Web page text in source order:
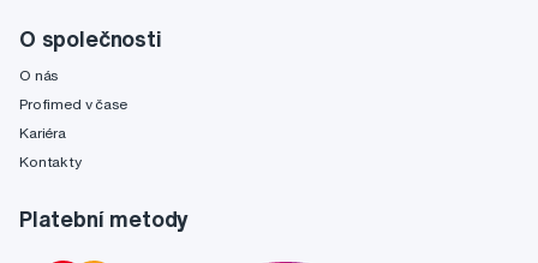
O společnosti
O nás
Profimed v čase
Kariéra
Kontakty
Platební metody